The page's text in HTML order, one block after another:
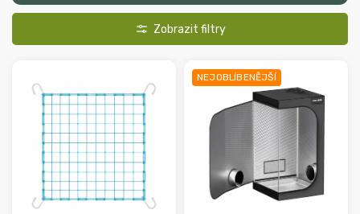
NEJOBLÍBENĚJŠÍ